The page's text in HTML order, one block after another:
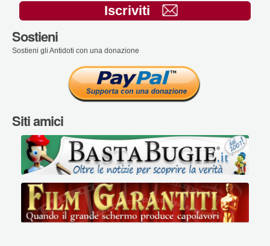
Iscriviti
Sostieni
Sostieni gli Antidoti con una donazione
Siti amici